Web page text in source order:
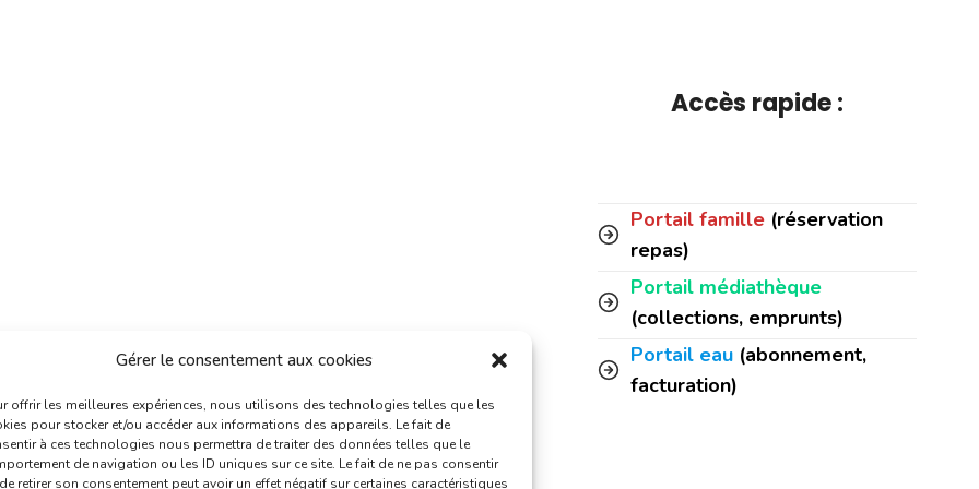
Gérer le consentement aux cookies
offrir les meilleures expériences, nous utilisons des technologies telles que les
pour stocker et/ou accéder aux informations des appareils. Le fait de
à ces technologies nous permettra de traiter des données telles que le
de navigation ou les ID uniques sur ce site. Le fait de ne pas consentir
retirer son consentement peut avoir un effet négatif sur certaines caractéristiques
Accès rapide :
Portail famille (réservation
repas)
Portail médiathèque
(collections, emprunts)
Portail eau (abonnement,
facturation)